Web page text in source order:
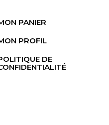
PANIER
PROFIL
DE